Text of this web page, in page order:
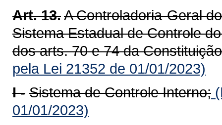
Art. 13.A Controladoria-Geral
Sistema Estadual de Controle
dos arts. 70 e 74 da
pela Lei 21352 de 01/01/2023)
I - Sistema de Controle Interno;
01/01/2023)